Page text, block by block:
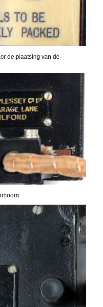
de plaatsing van de